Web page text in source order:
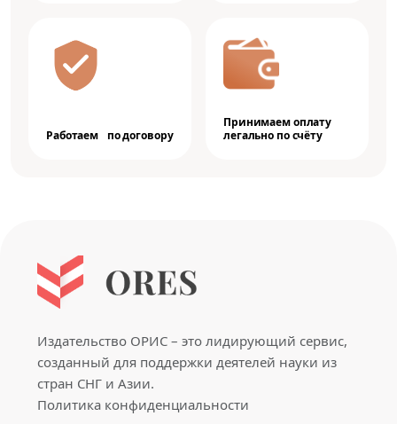
Работаем по договору
Принимаем оплату
легально по счёту
Издательство ОРИС – это лидирующий сервис,
созданный для поддержки деятелей науки из
стран СНГ и Азии.
Политика конфиденциальности